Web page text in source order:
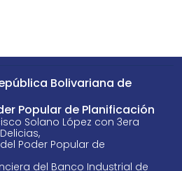
Bolivariana de
Popular de Planificación
Solano López con 3era
Poder Popular de
del Banco Industrial de